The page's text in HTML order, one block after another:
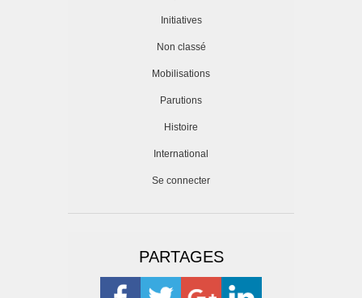
Initiatives
Non classé
Mobilisations
Parutions
Histoire
International
Se connecter
PARTAGES